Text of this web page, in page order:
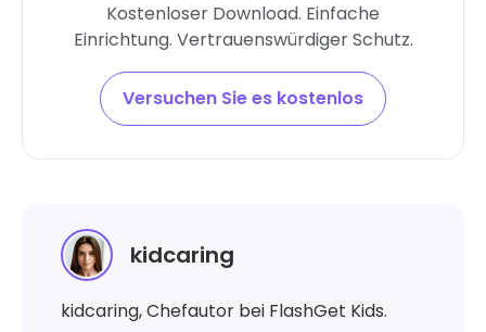
Kostenloser Download. Einfache
Einrichtung. Vertrauenswürdiger Schutz.
Versuchen Sie es kostenlos
kidcaring
kidcaring, Chefautor bei FlashGet Kids.